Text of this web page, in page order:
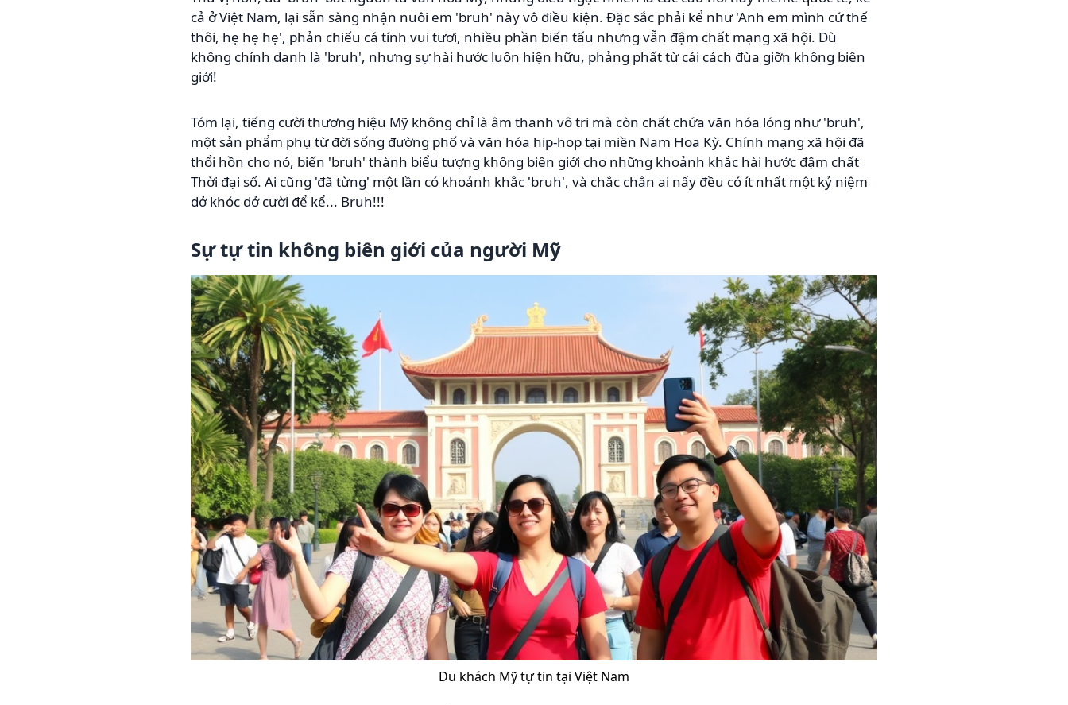
cả ở Việt Nam, lại sẵn sàng nhận nuôi em 'bruh' này vô điều kiện. Đặc sắc phải kể như 'Anh em mình cứ thế
thôi, hẹ hẹ hẹ', phản chiếu cá tính vui tươi, nhiều phần biến tấu nhưng vẫn đậm chất mạng xã hội. Dù
không chính danh là 'bruh', nhưng sự hài hước luôn hiện hữu, phảng phất từ cái cách đùa giỡn không biên
giới!
Tóm lại, tiếng cười thương hiệu Mỹ không chỉ là âm thanh vô tri mà còn chất chứa văn hóa lóng như 'bruh',
một sản phẩm phụ từ đời sống đường phố và văn hóa hip-hop tại miền Nam Hoa Kỳ. Chính mạng xã hội đã
thổi hồn cho nó, biến 'bruh' thành biểu tượng không biên giới cho những khoảnh khắc hài hước đậm chất
Thời đại số. Ai cũng 'đã từng' một lần có khoảnh khắc 'bruh', và chắc chắn ai nấy đều có ít nhất một kỷ niệm
dở khóc dở cười để kể... Bruh!!!
Sự tự tin không biên giới của người Mỹ
Du khách Mỹ tự tin tại Việt Nam